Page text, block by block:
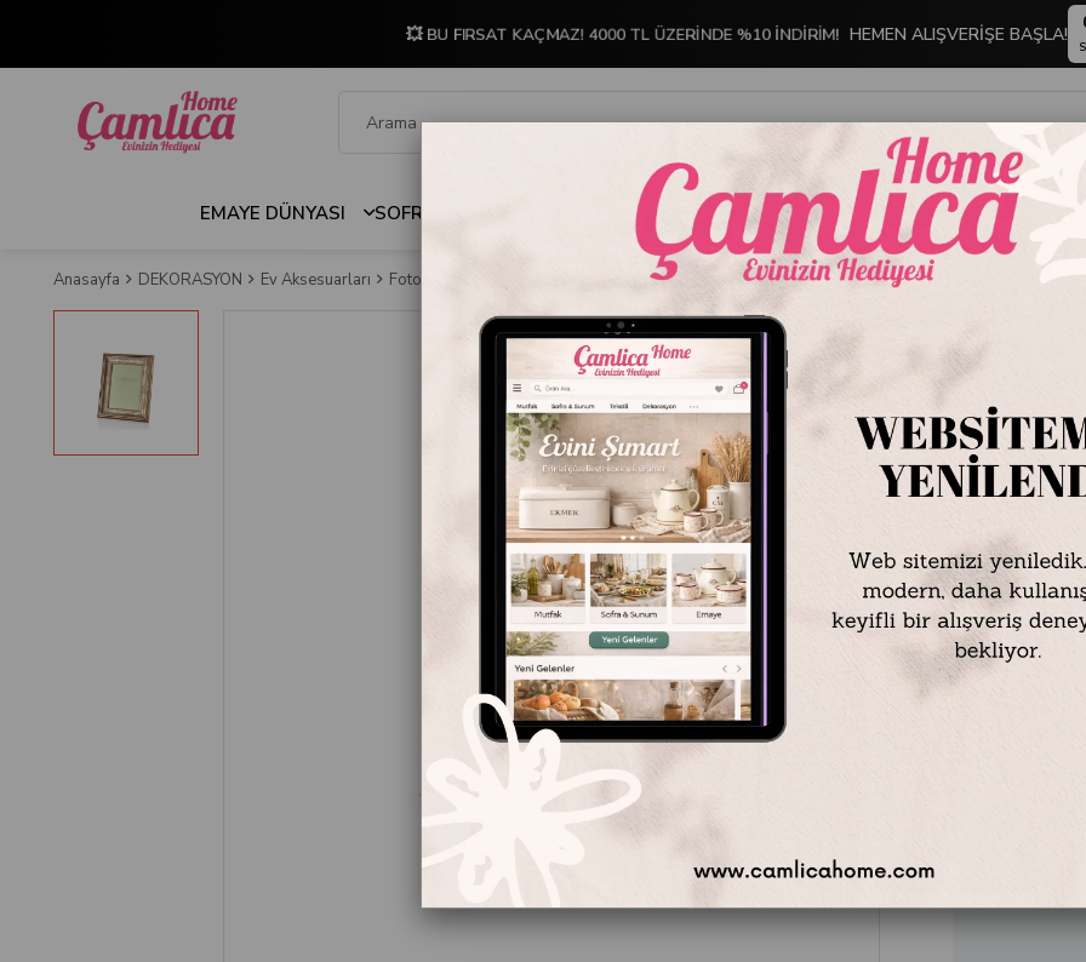
💥 BU FIRSAT KAÇMAZ! 4000 TL ÜZERİNDE %10 İNDİRİM! HEMEN ALIŞVERİŞE BAŞLA!
EMAYE DÜNYASI SOFRA & MUTFAK İNDİRİMLİ ÜRÜNLER DEKORASYON TABLO KOLEKSİYONU
Anasayfa DEKORASYON Ev Aksesuarları Fotoğraf Çerçevesi Seta Bianca 13 x 18 cm Vizon Mermer Çerçeve
Seta
Stok Kodu
PF0-
Marka Seta
Seta Bianca 13 x
Materyal: Polyester
Renk: Vizon
Ölçü: 13 x 18 cm